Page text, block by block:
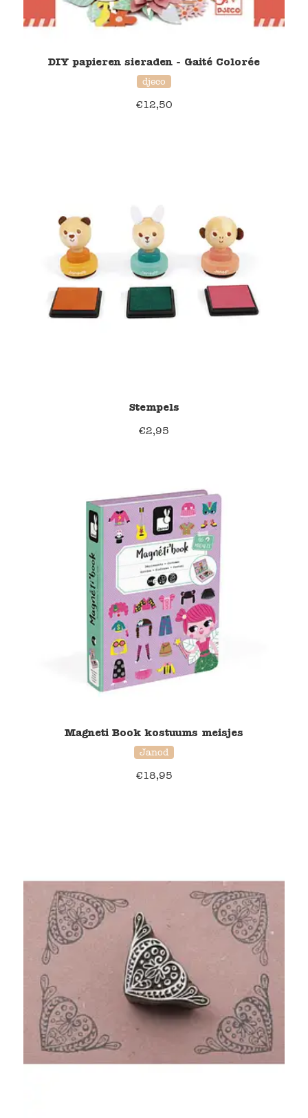
DIY papieren sieraden - Gaité Colorée
djeco
€12,50
Stempels
€2,95
Magneti Book kostuums meisjes
Janod
€18,95